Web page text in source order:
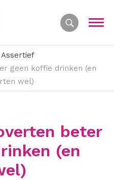
Assertief
geen koffie drinken (en
wel)
beter
(en